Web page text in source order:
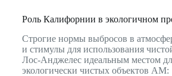
Роль Калифорнии в экологичном
Строгие нормы выбросов в
и стимулы для использования
Лос-Анджелес идеальным местом
экологически чистых объектов AM: